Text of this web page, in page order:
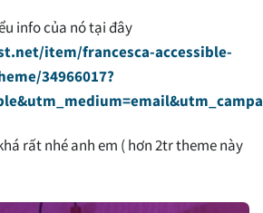
info của nó tại đây
item/francesca-accessible-
34966017?
rất nhé anh em ( hơn 2tr theme này